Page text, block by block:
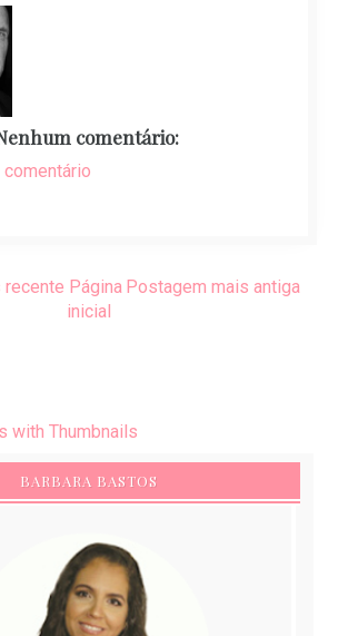
comentário:
recente Postagem mais antiga
Página
inicial
BARBARA BASTOS